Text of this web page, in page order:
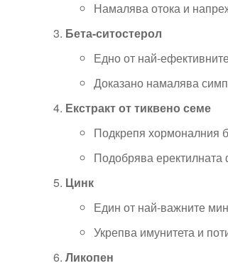
Намалява отока и
Бета-ситостерол
Едно от най-
Доказано намалява
Екстракт от тиквено семе
Подкрепя хормоналния
Подобрява еректилната
Цинк
Един от най-важните
Укрепва имунитета и
Ликопен